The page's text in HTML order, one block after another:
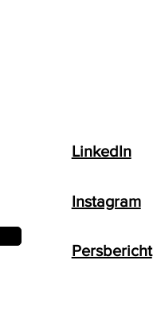
LinkedIn
Instagram
Persbericht